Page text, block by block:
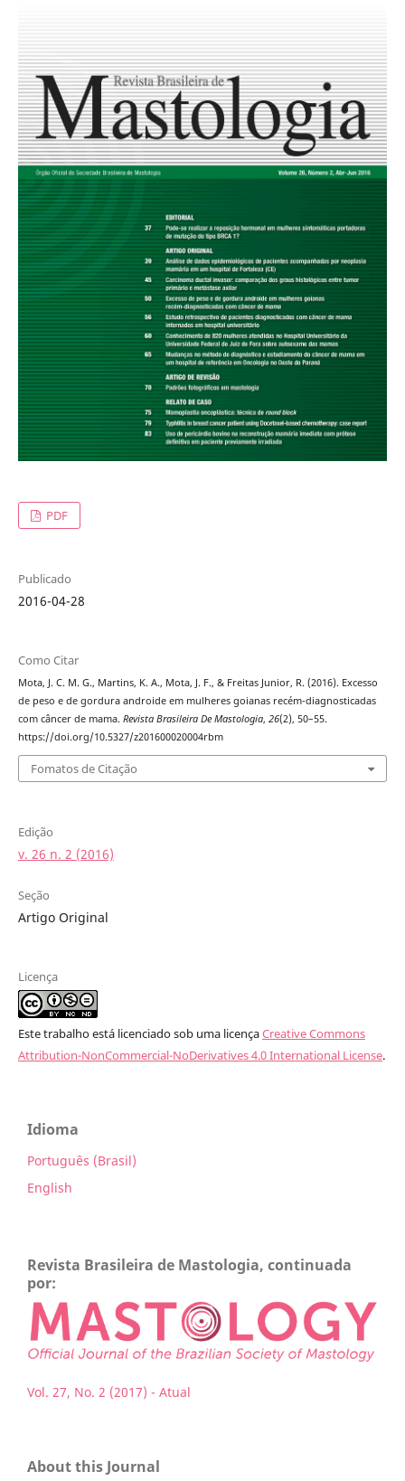
PDF
Publicado
2016-04-28
Como Citar
Mota, J. C. M. G., Martins, K. A., Mota, J. F., & Freitas Junior, R. (2016). Excesso
de peso e de gordura androide em mulheres goianas recém-diagnosticadas
com câncer de mama. Revista Brasileira De Mastologia, 26(2), 50–55.
https://doi.org/10.5327/z201600020004rbm
Fomatos de Citação
Edição
v. 26 n. 2 (2016)
Seção
Artigo Original
Licença
Este trabalho está licenciado sob uma licençaCreative Commons
Attribution-NonCommercial-NoDerivatives 4.0 International License.
Idioma
Português (Brasil)
English
Revista Brasileira de Mastologia, continuada
por:
Vol. 27, No. 2 (2017) - Atual
About this Journal